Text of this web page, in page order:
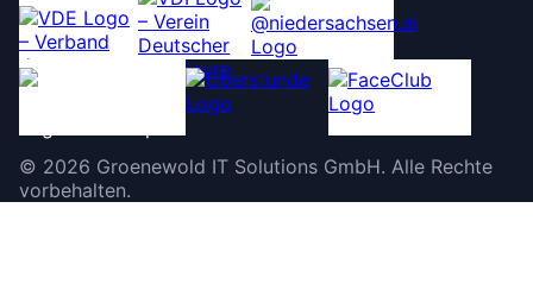
© 2026 Groenewold IT Solutions GmbH. Alle Rechte
vorbehalten.